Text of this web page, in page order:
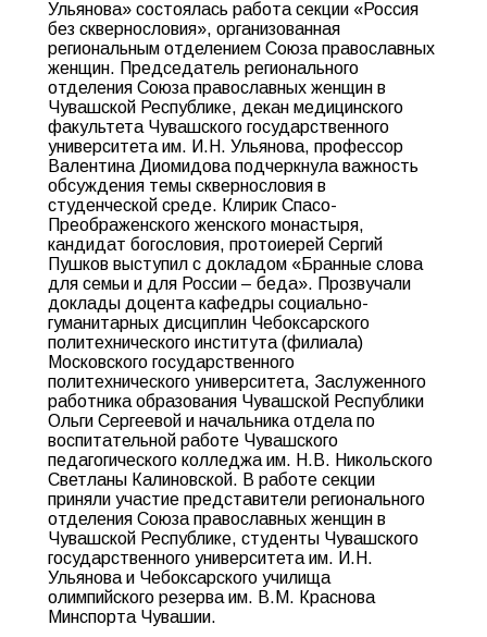
Ульянова» состоялась работа секции «Россия
без сквернословия», организованная
региональным отделением Союза православных
женщин. Председатель регионального
отделения Союза православных женщин в
Чувашской Республике, декан медицинского
факультета Чувашского государственного
университета им. И.Н. Ульянова, профессор
Валентина Диомидова подчеркнула важность
обсуждения темы сквернословия в
студенческой среде. Клирик Спасо-
Преображенского женского монастыря,
кандидат богословия, протоиерей Сергий
Пушков выступил с докладом «Бранные слова
для семьи и для России – беда». Прозвучали
доклады доцента кафедры социально-
гуманитарных дисциплин Чебоксарского
политехнического института (филиала)
Московского государственного
политехнического университета, Заслуженного
работника образования Чувашской Республики
Ольги Сергеевой и начальника отдела по
воспитательной работе Чувашского
педагогического колледжа им. Н.В. Никольского
Светланы Калиновской. В работе секции
приняли участие представители регионального
отделения Союза православных женщин в
Чувашской Республике, студенты Чувашского
государственного университета им. И.Н.
Ульянова и Чебоксарского училища
олимпийского резерва им. В.М. Краснова
Минспорта Чувашии.